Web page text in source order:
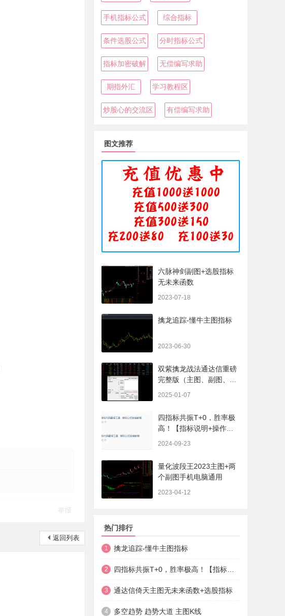
举报
返回列表
手机指标公式 综合指标
条件选股公式 分时指标公式
指标加密破解 无偿编写求助
期指外汇 学习教程区
炒股心的交流区 有偿编写求助
图文推荐
六脉神剑副图+选股指标
无未来函数
2023-07-18
擒龙追踪-懂牛主图指标
2023-06-30
双紫擒龙战法通达信重磅
完整版（主图、副图、排
2025-01-07
四指标共振T+0，胜率极
高！【指标说明+操作方
2024-09-23
量化波段王2023主图+两
个副图手机电脑通用
2023-04-12
热门排行
1 擒龙追踪-懂牛主图指标
2
3 通达信倚天主图无未来函数+选股指标
4 多空趋势 趋势大道 主图K线